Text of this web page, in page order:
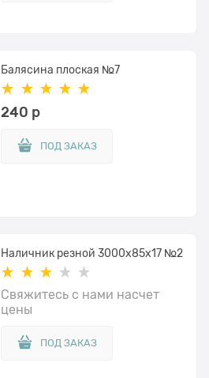
Балясина плоская №7
240 р
ПОД ЗАКАЗ
Наличник резной 3000x85х17 №2
Свяжитесь с нами насчет
цены
ПОД ЗАКАЗ